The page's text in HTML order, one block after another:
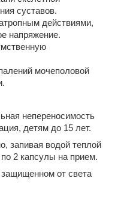
суставов.
действиями,
напряжение.
мочеполовой
непереносимость
детям до 15 лет.
запивая водой теплой
2 капсулы на прием.
от света